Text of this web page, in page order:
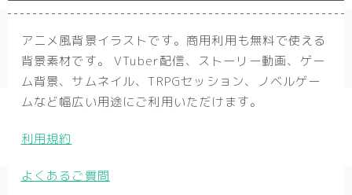
アニメ風背景イラストです。商用利用も無料で使える
背景素材です。 VTuber配信、ストーリー動画、ゲー
ム背景、サムネイル、TRPGセッション、ノベルゲー
ムなど幅広い用途にご利用いただけます。
利用規約
よくあるご質問